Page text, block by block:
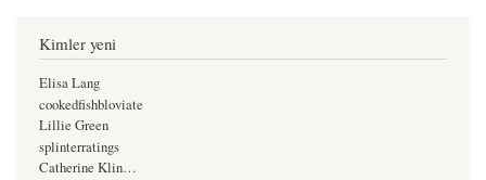
Kimler yeni
Elisa Lang
cookedfishbloviate
Lillie Green
splinterratings
Catherine Klin…